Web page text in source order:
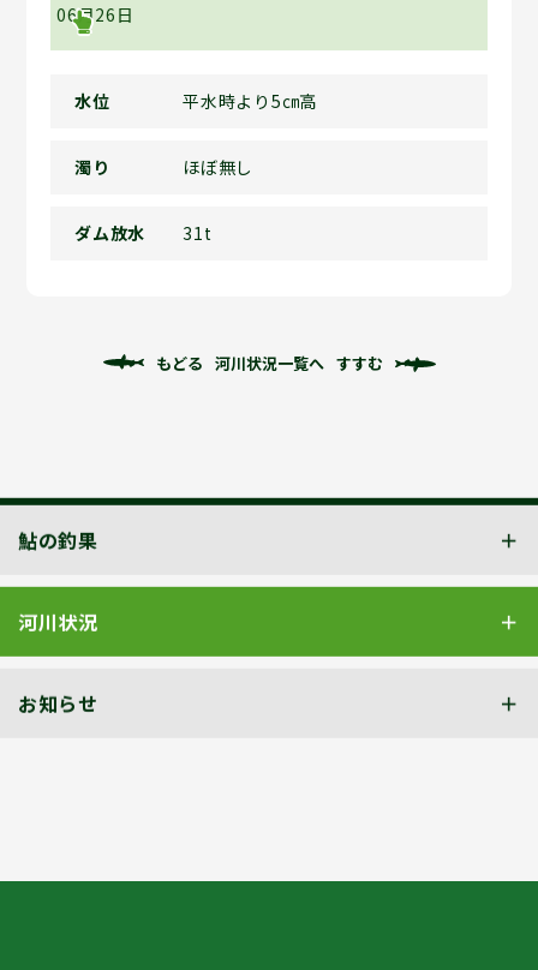
06月26日
水位 平水時より5㎝高
濁り ほぼ無し
ダム放水 31t
もどる 河川状況一覧へ すすむ
鮎の釣果
河川状況
お知らせ